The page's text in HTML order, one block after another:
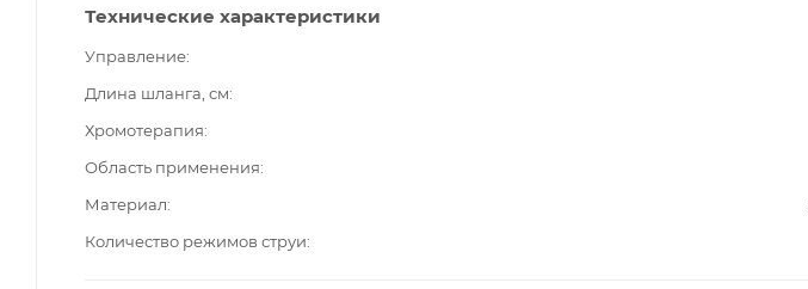
Технические характеристики
Управление
Длина шланга, см
Хромотерапия
Область применения
Материал
Количество режимов струи